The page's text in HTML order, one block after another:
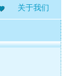
关于我们